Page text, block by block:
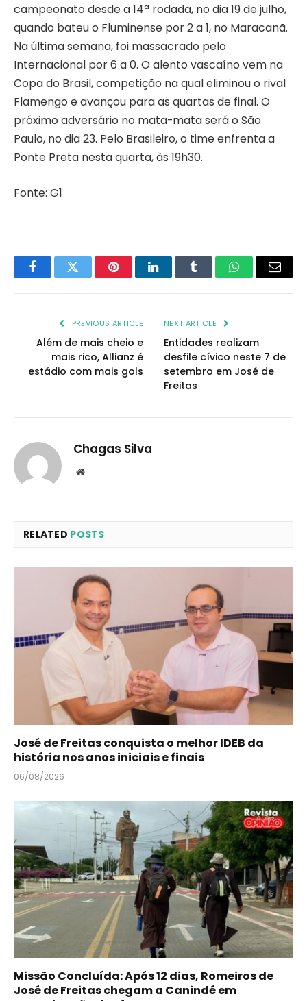
campeonato desde a 14ª rodada, no dia 19 de julho,
quando bateu o Fluminense por 2 a 1, no Maracanã.
Na última semana, foi massacrado pelo
Internacional por 6 a 0. O alento vascaíno vem na
Copa do Brasil, competição na qual eliminou o rival
Flamengo e avançou para as quartas de final. O
próximo adversário no mata-mata será o São
Paulo, no dia 23. Pelo Brasileiro, o time enfrenta a
Ponte Preta nesta quarta, às 19h30.
Fonte: G1
FacebookTwitter PinterestLinkedInTumblr WhatsAppEmail
PREVIOUS ARTICLE
Além de mais cheio e
mais rico, Allianz é
estádio com mais gols
NEXT ARTICLE
Entidades realizam
desfile cívico neste 7 de
setembro em José de
Freitas
Chagas Silva
Website
RELATED POSTS
José de Freitas conquista o melhor IDEB da
história nos anos iniciais e finais
06/08/2026
Missão Concluída: Após 12 dias, Romeiros de
José de Freitas chegam a Canindé em